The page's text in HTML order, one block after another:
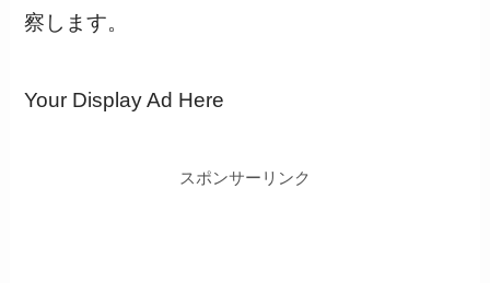
察します。
Your Display Ad Here
スポンサーリンク